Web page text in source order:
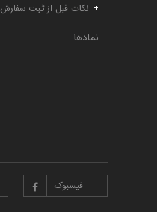
نکات قبل از ثبت سفارش
نمادها
فیسبوک